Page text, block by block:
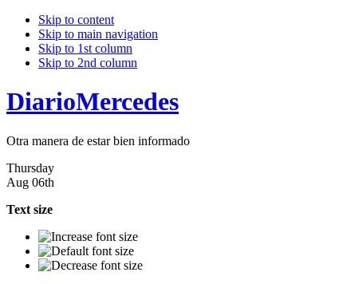
Skip to content
Skip to main navigation
Skip to 1st column
Skip to 2nd column
DiarioMercedes
Otra manera de estar bien informado
Thursday
Aug 06th
Text size